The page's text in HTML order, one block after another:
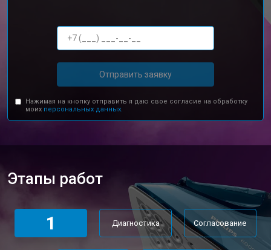
Отправить заявку
Нажимая на кнопку отправить я даю свое согласие на обработку
моих персональных данных.
Этапы работ
1 Диагностика Согласование